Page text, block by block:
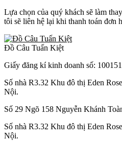
Lựa chọn của quý khách sẽ làm
tôi sẽ liên hệ lại khi thanh toán đơn
Đồ Câu Tuấn Kiệt
Giấy đăng kí kinh doanh số:
Số nhà R3.32 Khu đô thị Eden
Nội.
Số 29 Ngõ 158 Nguyễn Khánh
Số nhà R3.32 Khu đô thị Eden
Nội.